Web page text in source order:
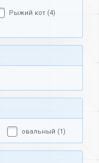
Рыжий кот (4)
овальный (1)